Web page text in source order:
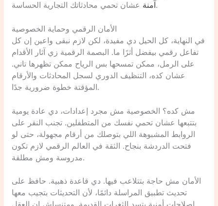
آمنة عشان تحمي محادثاتك التجارية الحساسة.
الأمان الرقمي وحماية الخصوصية
في النهاية، كل الحيل دي مفيدة، لكن لازم نبقى واعين إن كل
تفاعل رقمي بيفضل أثرًا ما. البصمة الرقمية زي آثار الأقدام
على الرمل، ممكن تمسحها بس الرياح ممكن تظهرها تاني.
عشان كده، التنظيف الدوري لسجل المحادثات والأرقام
المؤقتة خطوة ضرورية جدًا.
مش كده؟ الخصوصية مش مجرد إعدادات، دي عادة يومية
بتتبعها عشان تحمي نفسك من المتطفلين. تجنب النقر على
الروابط المشبوهة اللي بتوصلك من أرقام مجهولة، حتى لو
فتحت الدردشة بنجاح. الثقة في العالم الرقمي لازم تكون
مدروسة ومش مطلقة.
الأمان مش حاجة بتتلاعب فيها. دي قاعدة ذهبية. حافظ على
تحديث تطبيق المراسلة دائمًا، لأن التحديثات بتجيب معها